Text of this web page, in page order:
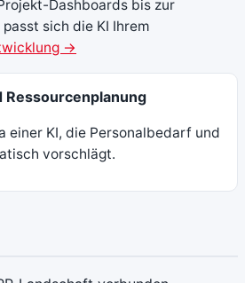
Dashboards bis zur
sich die KI Ihrem
→
Ressourcenplanung
einer KI, die Personalbedarf und
vorschlägt.